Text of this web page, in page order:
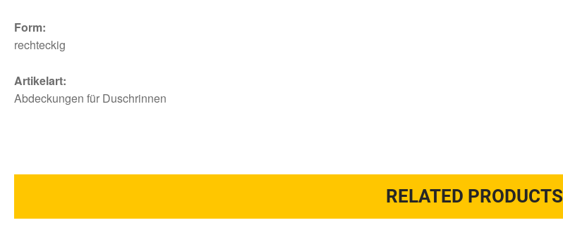
Form:
rechteckig
Artikelart:
Abdeckungen für Duschrinnen
RELATED PRODUCTS